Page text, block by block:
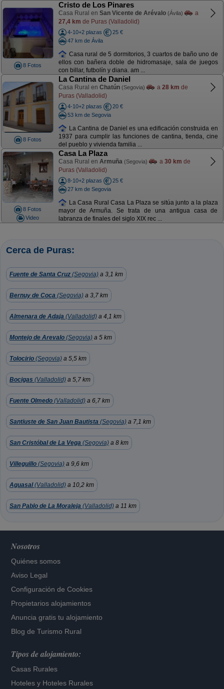
8 Fotos
Cristo de Los Pinares
Casa Rural en San Vicente de Arévalo (Ávila)
a
27,4 km de Puras (Valladolid)
4-10+2 plazas
25 €
47 km de Ávila
Casa rural de 5 dormitorios, 3 cuartos de baño uno de
ellos con bañera doble de hidromasaje, sala de juegos
con billar, futbolín y diana. am ...
8 Fotos
La Cantina de Daniel
Casa Rural en Chatún (Segovia) a 28 km de
Puras (Valladolid)
4-10+2 plazas
20 €
53 km de Segovia
La Cantina de Daniel es una edificación construida en
1937 para cumplir las funciones de cantina, tienda, cine
del pueblo y vivienda familia ...
8 Fotos
Video
Casa La Plaza
Casa Rural en Armuña (Segovia) a 30 km de
Puras (Valladolid)
8-10+2 plazas
25 €
27 km de Segovia
La Casa Rural Casa La Plaza se sitúa junto a la plaza
mayor de Armuña. Se trata de una antigua casa de
labranza de finales del siglo XIX rec ...
Cerca de Puras:
Fuente de Santa Cruz (Segovia) a 3,1 km
Bernuy de Coca (Segovia) a 3,7 km
Almenara de Adaja (Valladolid) a 4,1 km
Montejo de Arevalo (Segovia) a 5 km
Tolocirio (Segovia) a 5,5 km
Bocigas (Valladolid) a 5,7 km
Fuente Olmedo (Valladolid) a 6,7 km
Santiuste de San Juan Bautista (Segovia) a 7,1 km
San Cristóbal de La Vega (Segovia) a 8 km
Villeguillo (Segovia) a 9,6 km
Aguasal(Valladolid) a 10,2 km
San Pablo de La Moraleja (Valladolid) a 11 km
Nosotros
Quiénes somos
Aviso Legal
Configuración de Cookies
Propietarios alojamientos
Anuncia gratis tu alojamiento
Blog de Turismo Rural
Tipos de alojamiento:
Casas Rurales
Hoteles y Hoteles Rurales